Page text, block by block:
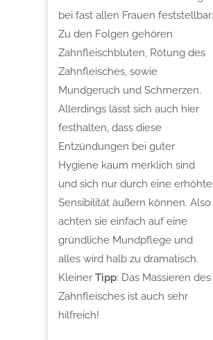
bei fast allen Frauen feststellbar.
Zu den Folgen gehören
Zahnfleischbluten, Rötung des
Zahnfleisches, sowie
Mundgeruch und Schmerzen.
Allerdings lässt sich auch hier
festhalten, dass diese
Entzündungen bei guter
Hygiene kaum merklich sind
und sich nur durch eine erhöhte
Sensibilität äußern können. Also
achten sie einfach auf eine
gründliche Mundpflege und
alles wird halb zu dramatisch.
Kleiner Tipp: Das Massieren des
Zahnfleisches ist auch sehr
hilfreich!